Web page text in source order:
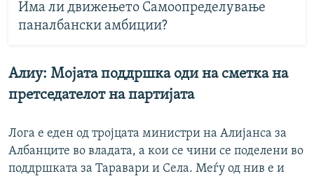
Има ли движењето Самоопределување
паналбански амбиции?
Алиу: Мојата поддршка оди на сметка на
претседателот на партијата
Лога е еден од тројцата министри на Алијанса за
Албанците во владата, а кои се чини се поделени во
поддршката за Таравари и Села. Меѓу од нив е и